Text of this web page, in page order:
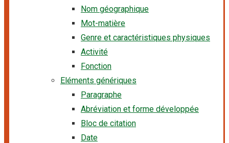
Nom géographique
Mot-matière
Genre et caractéristiques physiques
Activité
Fonction
Eléments génériques
Paragraphe
Abréviation et forme développée
Bloc de citation
Date